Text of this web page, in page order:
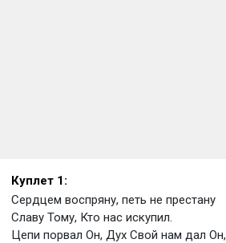
Куплет 1:
Сердцем воспряну, петь не престану
Славу Тому, Кто нас искупил.
Цепи порвал Он, Дух Свой нам дал Он,